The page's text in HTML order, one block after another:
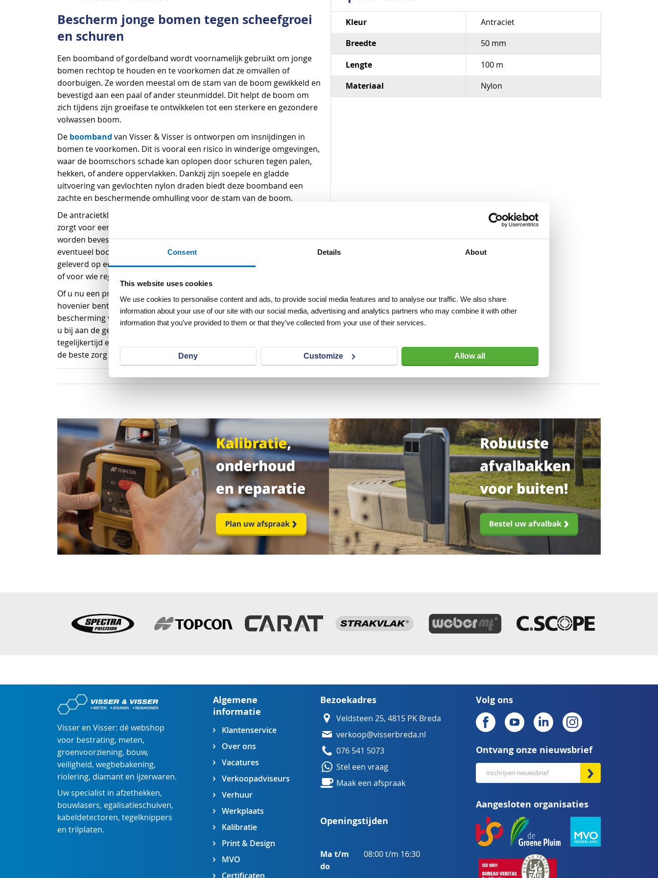
Consent Details About
This website uses cookies
We use cookies to personalise content and ads, to provide social media features and to analyse our traffic. We also share
information about your use of our site with our social media, advertising and analytics partners who may combine it with other
information that you’ve provided to them or that they’ve collected from your use of their services.
Deny Customize Allow all
van
de
gallerij
Bescherm jonge bomen tegen scheefgroei
en schuren
Een boomband of gordelband wordt voornamelijk gebruikt om jonge
bomen rechtop te houden en te voorkomen dat ze omvallen of
doorbuigen. Ze worden meestal om de stam van de boom gewikkeld en
bevestigd aan een paal of ander steunmiddel. Dit helpt de boom om
zich tijdens zijn groeifase te ontwikkelen tot een sterkere en gezondere
volwassen boom.
De boomband van Visser & Visser is ontworpen om insnijdingen in
bomen te voorkomen. Dit is vooral een risico in winderige omgevingen,
waar de boomschors schade kan oplopen door schuren tegen palen,
hekken, of andere oppervlakken. Dankzij zijn soepele en gladde
uitvoering van gevlochten nylon draden biedt deze boomband een
zachte en beschermende omhulling voor de stam van de boom.
De antracietkleurige boomband heeft een breedte van 50 mm, wat
zorgt voor een stevige en veilige ondersteuning. Hij kan eenvoudig
worden bevestigd met behulp van boombandspijkers (art. p13946) en
eventueel boombandlussen (art. p13921). De gordelband wordt
geleverd op een rol van 100 meter. Ideaal voor grootschalige projecten
of voor wie regelmatig boombanden nodig heeft.
Of u nu een professionele landschapsarchitect, boomverzorger of
hovenier bent, deze boomband biedt duurzame en effectieve
bescherming voor uw bomen. Door insnijdingen te voorkomen, draagt
u bij aan de gezondheid en levensduur van uw groen, terwijl u
tegelijkertijd een esthetisch aantrekkelijke omgeving creëert. Kies voor
de beste zorg voor uw bomen met deze hoogwaardige boomband.
Specificaties
Kleur Antraciet
Breedte 50 mm
Lengte 100 m
Materiaal Nylon
Visser en Visser: dé webshop
voor bestrating, meten,
groenvoorziening, bouw,
veiligheid, wegbebakening,
riolering, diamant en ijzerwaren.
Uw specialist in afzethekken,
bouwlasers, egalisatieschuiven,
kabeldetectoren, tegelknippers
en trilplaten.
Algemene
informatie
Klantenservice
Over ons
Vacatures
Verkoopadviseurs
Verhuur
Werkplaats
Kalibratie
Print & Design
MVO
Certificaten
Bezoekadres
Veldsteen 25, 4815 PK Breda
verkoop@visserbreda.nl
076 541 5073
Stel een vraag
Maak een afspraak
Openingstijden
Ma t/m
do
08:00 t/m 16:30
Volg ons
Ontvang onze nieuwsbrief
Abonneer
u
onze
nieuwsbrief
Aangesloten organisaties